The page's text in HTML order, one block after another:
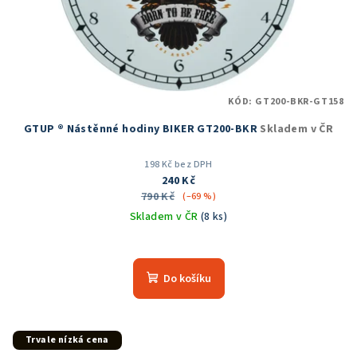
GTUP ® Nástěnné hodiny BIKER GT200-BKR Skladem v ČR
198 Kč bez DPH
240 Kč
790 Kč (–69 %)
Skladem v ČR (8 ks)
hodnocení
produktu
Do košíku
KÓD: GT200-BKR-GT158
Trvale nízká cena